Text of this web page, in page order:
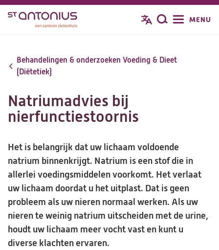
Overslaan
inhoud
gaan
Zoeken
MENU
Behandelingen & onderzoeken Voeding & Dieet
(Diëtetiek)
Natriumadvies bij
nierfunctiestoornis
Het is belangrijk dat uw lichaam voldoende
natrium binnenkrijgt. Natrium is een stof die in
allerlei voedingsmiddelen voorkomt. Het verlaat
uw lichaam doordat u het uitplast. Dat is geen
probleem als uw nieren normaal werken. Als uw
nieren te weinig natrium uitscheiden met de urine,
houdt uw lichaam meer vocht vast en kunt u
diverse klachten ervaren.